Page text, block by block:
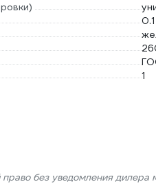
1
право без уведомления